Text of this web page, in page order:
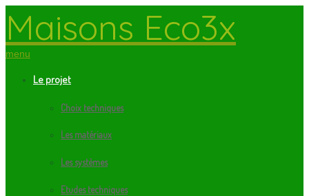
Maisons Eco3x
menu
Le projet
Choix techniques
Les matériaux
Les systèmes
Etudes techniques